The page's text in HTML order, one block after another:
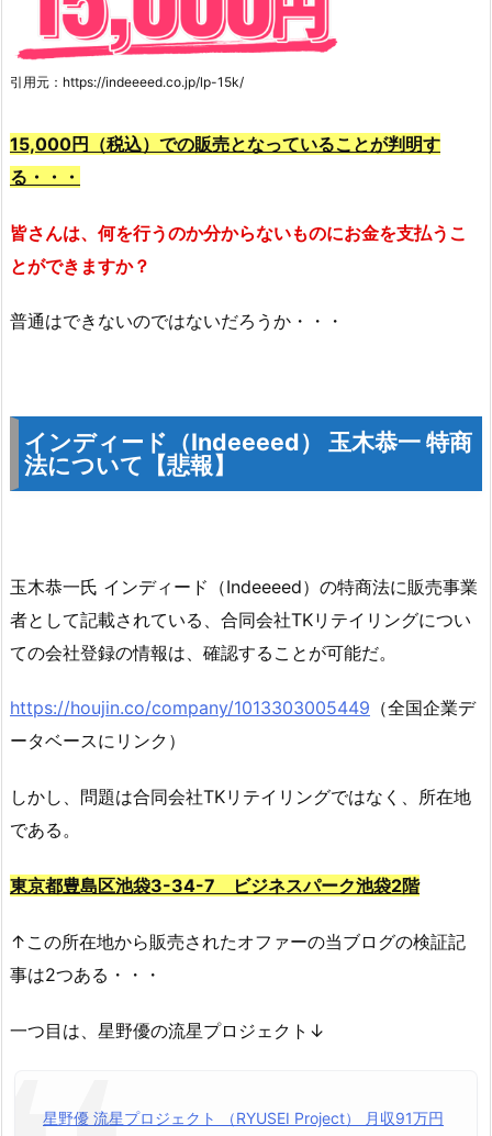
引用元：https://indeeeed.co.jp/lp-15k/
15,000円（税込）での販売となっていることが判明す
る・・・
皆さんは、何を行うのか分からないものにお金を支払うこ
とができますか？
普通はできないのではないだろうか・・・
インディード（Indeeeed） 玉木恭一 特商
法について【悲報】
玉木恭一氏 インディード（Indeeeed）の特商法に販売事業
者として記載されている、合同会社TKリテイリングについ
ての会社登録の情報は、確認することが可能だ。
https://houjin.co/company/1013303005449 （全国企業デ
ータベースにリンク）
しかし、問題は合同会社TKリテイリングではなく、所在地
である。
東京都豊島区池袋3-34-7 ビジネスパーク池袋2階
↑この所在地から販売されたオファーの当ブログの検証記
事は2つある・・・
一つ目は、星野優の流星プロジェクト↓
星野優 流星プロジェクト （RYUSEI Project） 月収91万円